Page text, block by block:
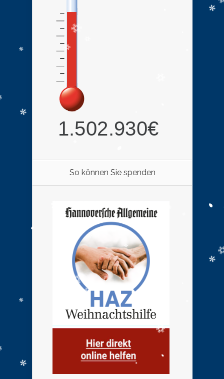
So können Sie spenden